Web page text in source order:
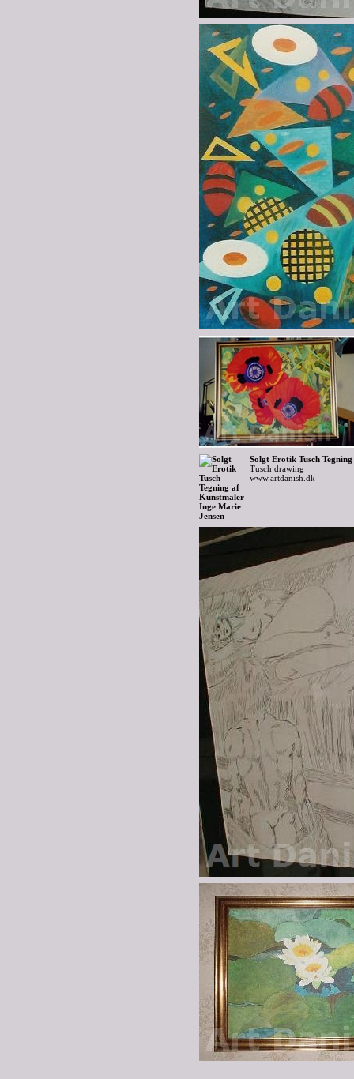
Solgt Erotik Tusch
Tusch drawing
www.artdanish.dk